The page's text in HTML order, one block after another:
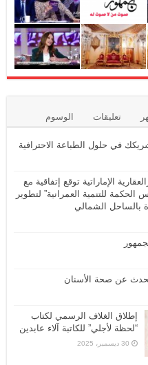
تعليقات الوسوم
في حلول الطباعة الاحترافية
الإماراتية توقع إتفاقية مع
للتنمية العمرانية” لتطوير
بالساحل الشمالي
عن صحة الأسنان
إطلاق الغلاف الرسمي لكتاب
“لحظة لأجلي” للكاتبة آلاء عابدين
30 ديسمبر، 2025